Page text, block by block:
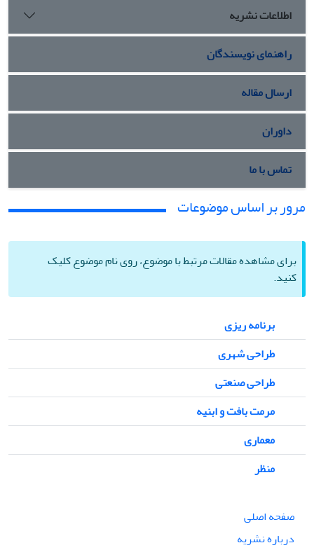
اطلاعات نشریه
راهنمای نویسندگان
ارسال مقاله
داوران
تماس با ما
مرور بر اساس موضوعات
برای مشاهده مقالات مرتبط با موضوع، روی نام موضوع کلیک
کنید.
برنامه ریزی
طراحی شهری
طراحی صنعتی
مرمت بافت و ابنیه
معماری
منظر
صفحه اصلی
درباره نشریه